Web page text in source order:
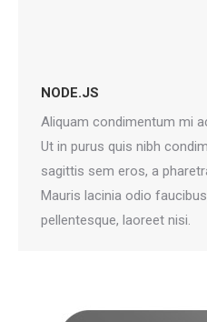
NODE.JS
Aliquam condimentum mi
Ut in purus quis nibh
sagittis sem eros, a
Mauris lacinia odio
pellentesque, laoreet nisi.